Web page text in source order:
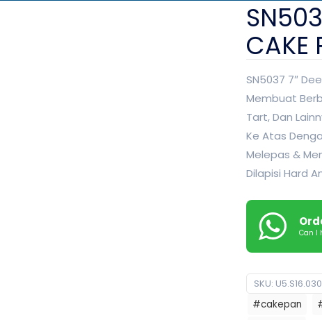
CAKE
SN5037 7″
Membuat
Tart, Dan
Ke Atas
Melepas &
Dilapisi Hard
Can I
SKU:
#cakepan